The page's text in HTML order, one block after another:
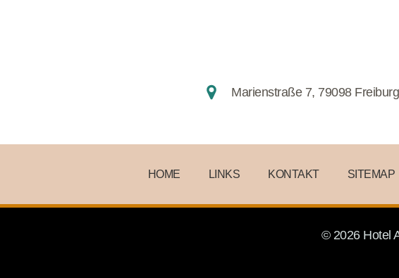
Marienstraße 7, 79098 Freiburg
HOME LINKS KONTAKT SITEMAP
© 2026 Hotel